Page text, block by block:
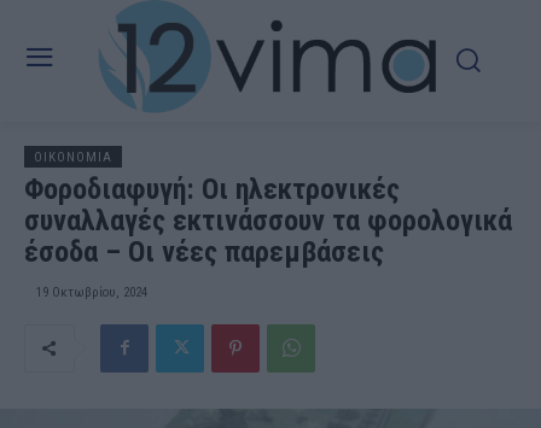
OIKONOMIA
Φοροδιαφυγή: Οι ηλεκτρονικές
συναλλαγές εκτινάσσουν τα φορολογικά
έσοδα – Οι νέες παρεμβάσεις
19 Οκτωβρίου, 2024